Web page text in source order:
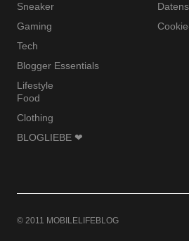
Sneaker
Gaming
Tech
Blogger Essentials
Lifestyle
Food
Clothing
BLOGLIEBE ❤
© 2011 MOBILELIFEBLOG